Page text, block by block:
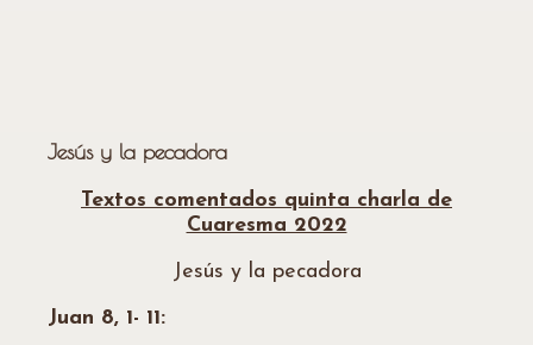
Jesús y la pecadora
Textos comentados quinta charla de
Cuaresma 2022
Jesús y la pecadora
Juan 8, 1- 11: